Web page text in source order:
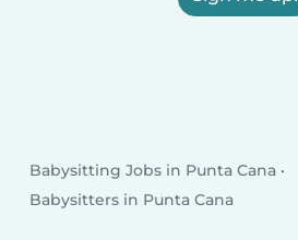
Babysitting Jobs in Punta Cana
Babysitters in Punta Cana